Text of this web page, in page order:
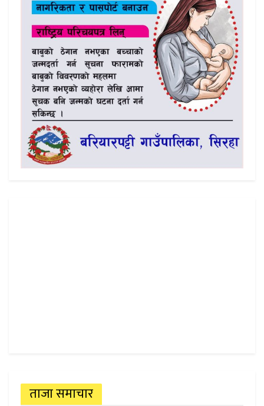
ताजा समाचार